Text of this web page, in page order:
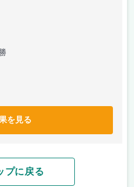
を見る
プに戻る